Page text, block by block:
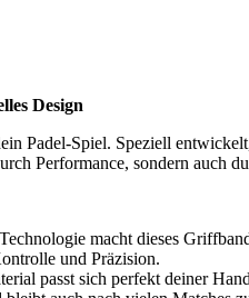
Design
Padel-Spiel. Speziell
Performance, sondern auch
macht dieses
und Präzision.
passt sich perfekt deiner